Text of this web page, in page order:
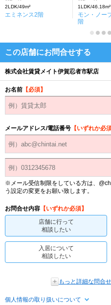
2LDK/49m²
エミネンス2階
1LDK/46.18m²
モン・ノー
階
この店舗にお問合せする
株式会社賃貸メイト伊賀忍者市駅店
お名前 【必須】
メールアドレス/電話番号 【いずれか必須
※メール受信制限をしている方は、
う設定の変更をお願い致します。
お問合せ内容 【いずれか必須】
店舗に行って
相談したい
入居について
相談したい
もっと詳細な問合
個人情報の取り扱いについて